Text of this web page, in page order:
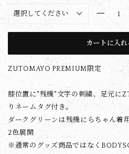
カートに入れ
ZUTOMAYO PREMIUM限定
膝位置に"残機"文字の刺繍、足元に
りネームタグ付き。
ダークグリーンは残機にらちゃん着
2色展開
※通常のグッズ商品ではなく